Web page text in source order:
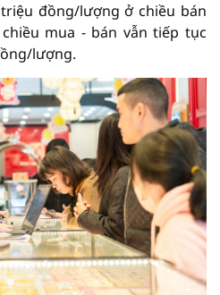
đồng/lượng ở chiều bán
mua - bán vẫn tiếp tục
lượng.